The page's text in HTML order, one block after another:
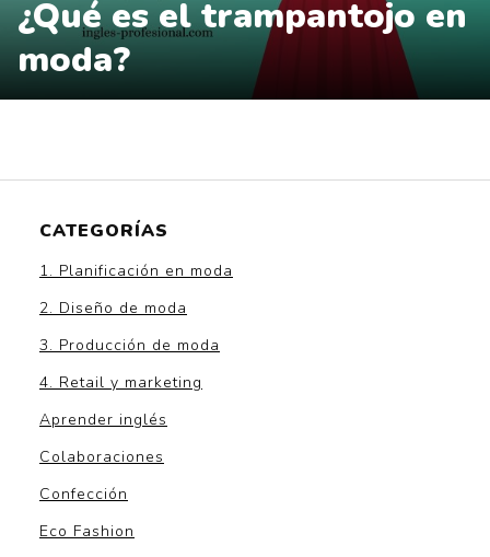
¿Qué es el trampantojo en
moda?
CATEGORÍAS
1. Planificación en moda
2. Diseño de moda
3. Producción de moda
4. Retail y marketing
Aprender inglés
Colaboraciones
Confección
Eco Fashion